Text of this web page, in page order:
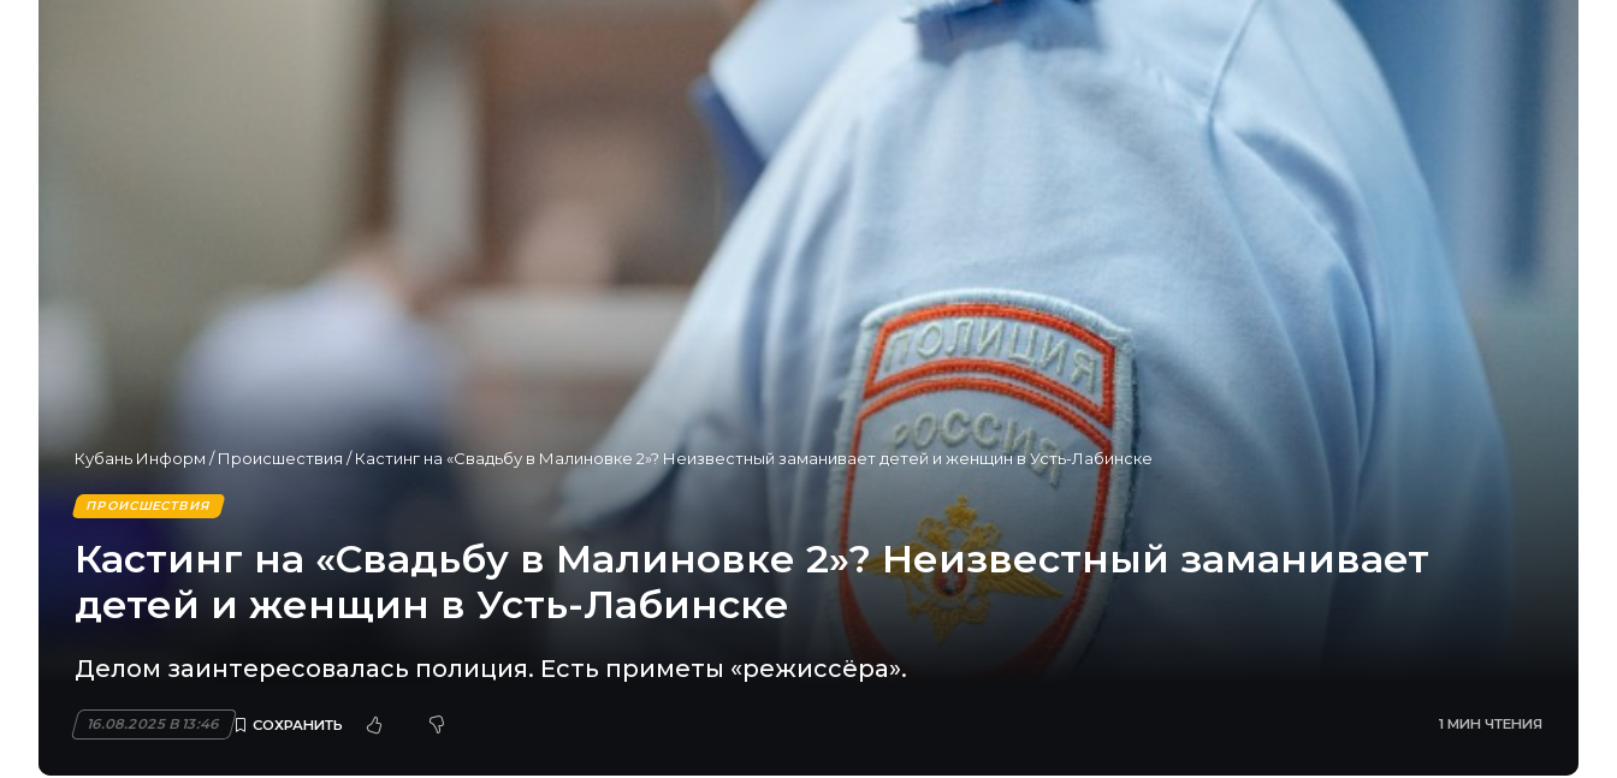
Кубань Информ /Происшествия /Кастинг на «Свадьбу в Малиновке 2»? Неизвестный заманивает детей и женщин в Усть-Лабинске
ПРОИСШЕСТВИЯ
Кастинг на «Свадьбу в Малиновке 2»? Неизвестный заманивает
детей и женщин в Усть-Лабинске
Делом заинтересовалась полиция. Есть приметы «режиссёра».
16.08.2025 В 13:46 1 МИН ЧТЕНИЯ